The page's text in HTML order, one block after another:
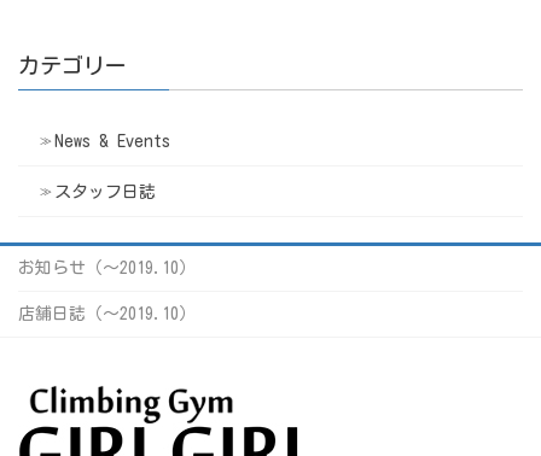
カテゴリー
News & Events
スタッフ日誌
お知らせ（〜2019.10）
店舗日誌（〜2019.10）